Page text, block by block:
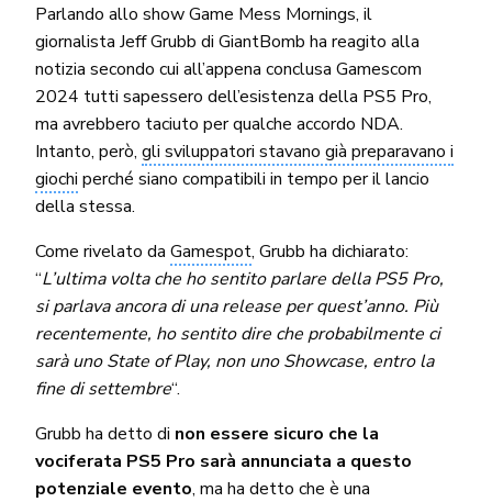
Parlando allo show Game Mess Mornings, il
giornalista Jeff Grubb di GiantBomb ha reagito alla
notizia secondo cui all’appena conclusa Gamescom
2024 tutti sapessero dell’esistenza della PS5 Pro,
ma avrebbero taciuto per qualche accordo NDA.
Intanto, però, gli sviluppatori stavano già preparavano i
giochi perché siano compatibili in tempo per il lancio
della stessa.
Come rivelato daGamespot, Grubb ha dichiarato:
“L’ultima volta che ho sentito parlare della PS5 Pro,
si parlava ancora di una release per quest’anno. Più
recentemente, ho sentito dire che probabilmente ci
sarà uno State of Play, non uno Showcase, entro la
fine di settembre“.
Grubb ha detto di non essere sicuro che la
vociferata PS5 Pro sarà annunciata a questo
potenziale evento, ma ha detto che è una